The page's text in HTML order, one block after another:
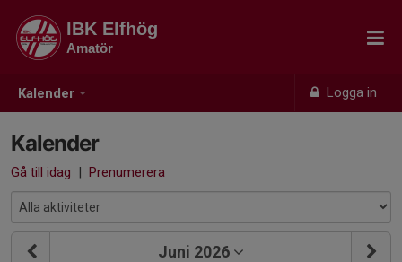
Kalender Logga in
IBK Elfhög
Amatör
Kalender
Gå till idag | Prenumerera
Juni 2026